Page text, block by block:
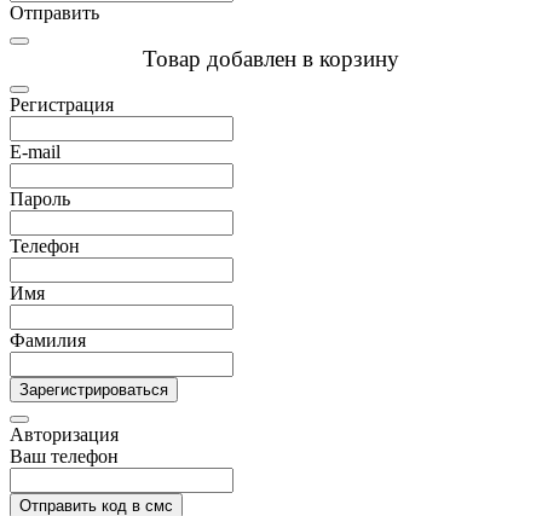
Отправить
Товар добавлен в корзину
Регистрация
E-mail
Пароль
Телефон
Имя
Фамилия
Зарегистрироваться
Авторизация
Ваш телефон
Отправить код в смс